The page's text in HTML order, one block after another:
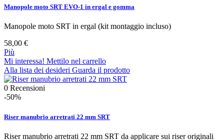
Manopole moto SRT EVO-1 in ergal e gomma
Manopole moto SRT in ergal (kit montaggio incluso)
58,00 €
Più
Mi interessa! Mettilo nel carrello
Alla lista dei desideri Guarda il prodotto
0 Recensioni
-50%
Riser manubrio arretrati 22 mm SRT
Riser manubrio arretrati 22 mm SRT da applicare sui riser originali